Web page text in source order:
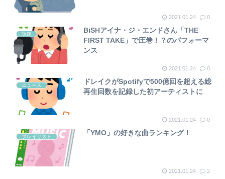
2021.01.24 0
話題
BiSHアイナ・ジ・エンドさん「THE
FIRST TAKE」で圧巻！？のパフォーマ
ンス
2021.01.24 0
ニュース
ドレイクがSpotifyで500億回を超える総
再生回数を記録した初アーティストに
2021.01.24 0
プレイリスト 「YMO」の好きな曲ランキング！
2021.01.24 2